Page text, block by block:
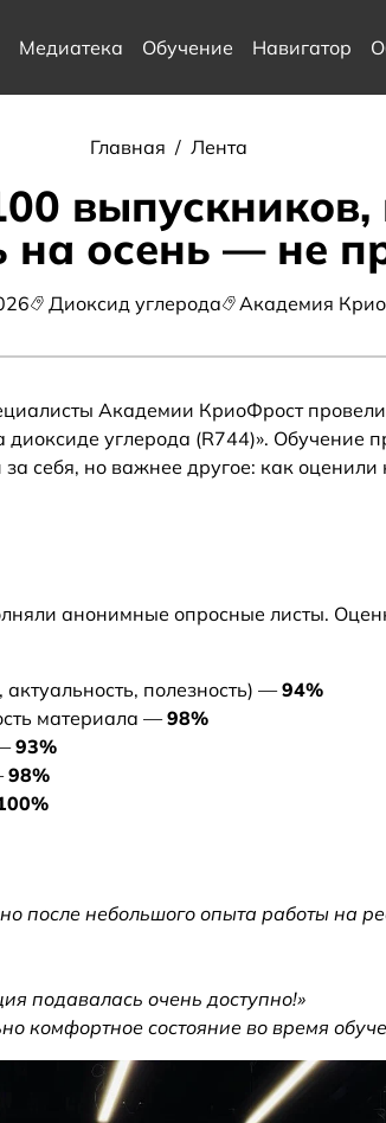
Медиатека Обучение Навигатор
Главная / Лента
на осень — не
Диоксид углерода Академия
Академии КриоФрост провели
диоксиде углерода (R744)». Обучение
себя, но важнее другое: как оценили
анонимные опросные листы.
полезность) —94%
материала —98%
93%
98%
после небольшого опыта работы на
подавалась очень доступно!»
комфортное состояние во время